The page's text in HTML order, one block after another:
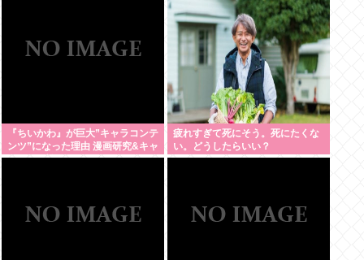
『ちいかわ』が巨大”キャラコンテ
ンツ”になった理由 漫画研究&キャ
ラクター論から紐解く
疲れすぎて死にそう。死にたくな
い。どうしたらいい？